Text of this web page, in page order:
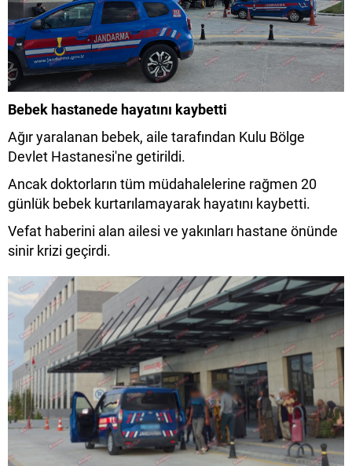
Bebek hastanede hayatını kaybetti
Ağır yaralanan bebek, aile tarafından Kulu Bölge
Devlet Hastanesi'ne getirildi.
Ancak doktorların tüm müdahalelerine rağmen 20
günlük bebek kurtarılamayarak hayatını kaybetti.
Vefat haberini alan ailesi ve yakınları hastane önünde
sinir krizi geçirdi.